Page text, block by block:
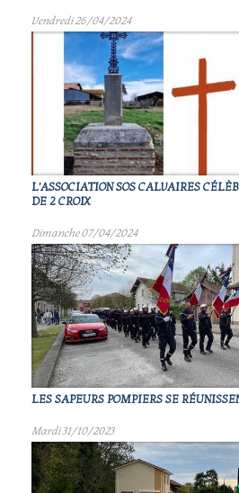
Vendredi 26/04/2024
L'ASSOCIATION SOS CALVAIRES
DE 2 CROIX
Dimanche 07/04/2024
LES SAPEURS POMPIERS SE
Mardi 31/10/2023